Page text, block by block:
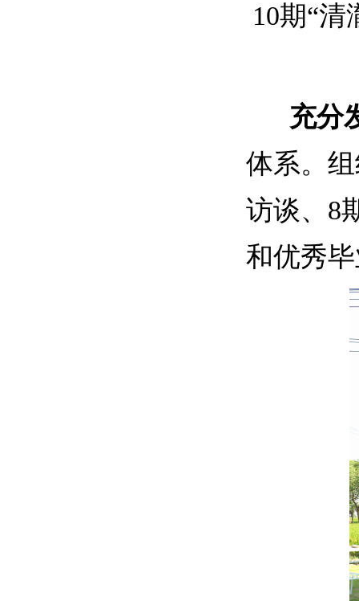
10期“
充分
体系。
访谈、8
和优秀